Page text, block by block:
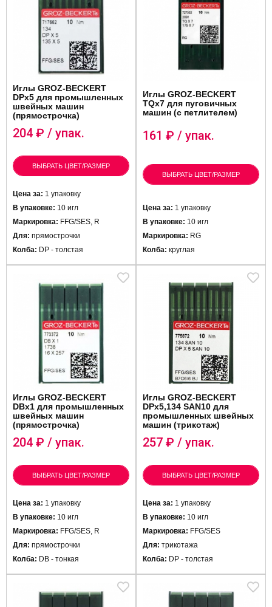
Иглы GROZ-BECKERT
DPx5 для промышленных
швейных машин
(прямострочка)
204 ₽ / упак.
ВЫБРАТЬ ЦВЕТ/РАЗМЕР
Цена за: 1 упаковку
В упаковке: 10 игл
Маркировка: FFG/SES, R
Для: прямострочки
Колба: DP - толстая
Иглы GROZ-BECKERT
TQx7 для пуговичных
машин (с петлителем)
161 ₽ / упак.
ВЫБРАТЬ ЦВЕТ/РАЗМЕР
Цена за: 1 упаковку
В упаковке: 10 игл
Маркировка: RG
Колба: круглая
Иглы GROZ-BECKERT
DBx1 для промышленных
швейных машин
(прямострочка)
204 ₽ / упак.
ВЫБРАТЬ ЦВЕТ/РАЗМЕР
Цена за: 1 упаковку
В упаковке: 10 игл
Маркировка: FFG/SES, R
Для: прямострочки
Колба: DB - тонкая
Иглы GROZ-BECKERT
DPx5,134 SAN10 для
промышленных швейных
машин (трикотаж)
257 ₽ / упак.
ВЫБРАТЬ ЦВЕТ/РАЗМЕР
Цена за: 1 упаковку
В упаковке: 10 игл
Маркировка: FFG/SES
Для: трикотажа
Колба: DP - толстая